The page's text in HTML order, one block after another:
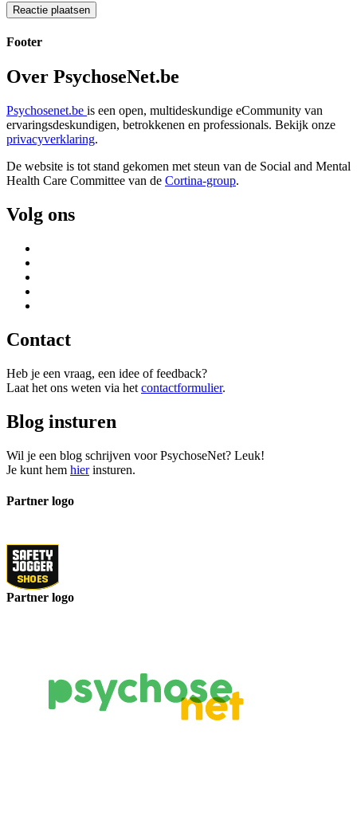
Footer
Over PsychoseNet.be
Psychosenet.be is een open, multideskundige eCommunity van
ervaringsdeskundigen, betrokkenen en professionals. Bekijk onze
privacyverklaring.
De website is tot stand gekomen met steun van de Social and Mental
Health Care Committee van de Cortina-group.
Volg ons
Contact
Heb je een vraag, een idee of feedback?
Laat het ons weten via het contactformulier.
Blog insturen
Wil je een blog schrijven voor PsychoseNet? Leuk!
Je kunt hem hierinsturen.
Partner logo
Partner logo